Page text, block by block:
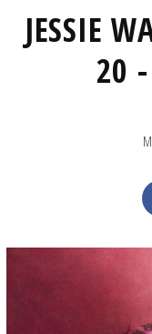
JESSIE
20